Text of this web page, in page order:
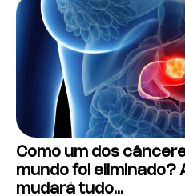
Como um dos
mundo foi eliminado?
mudará tudo…